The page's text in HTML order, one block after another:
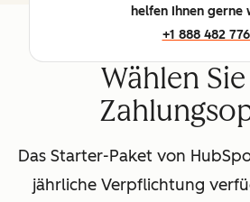
helfen Ihnen gerne
+1 888 482
Wählen
Das Starter-Paket von
jährliche Verpflichtung